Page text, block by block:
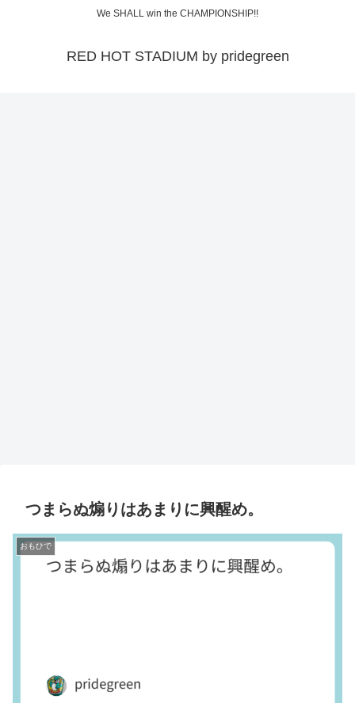
We SHALL win the CHAMPIONSHIP!!
RED HOT STADIUM by pridegreen
つまらぬ煽りはあまりに興醒め。
おもひで